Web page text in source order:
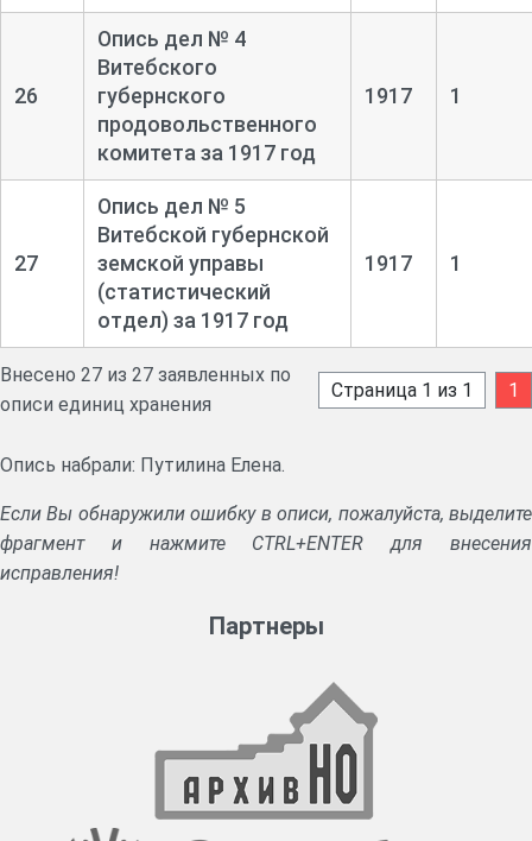
26
Опись дел № 4
Витебского
губернского
продовольственного
комитета за 1917 год
1917 1
27
Опись дел № 5
Витебской губернской
земской управы
(статистический
отдел) за 1917 год
1917 1
Внесено 27 из 27 заявленных по
описи единиц хранения
Страница 1 из 1 1
Опись набрали: Путилина Елена.
Если Вы обнаружили ошибку в описи, пожалуйста, выделите
фрагмент и нажмите CTRL+ENTER для внесения
исправления!
Партнеры